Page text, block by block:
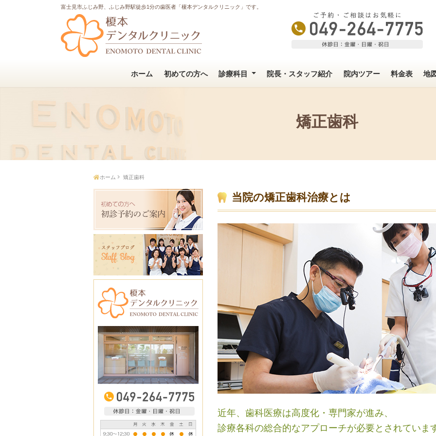
富士見市ふじみ野、ふじみ野駅徒歩1分の歯医者「榎本デンタルクリニック」です。
ホーム 初めての方へ 診療科目 院長・スタッフ紹介 院内ツアー 料金表 地
矯正歯科
ホーム 矯正歯科
当院の矯正歯科治療とは
近年、歯科医療は高度化・専門家が進み、
診療各科の総合的なアプローチが必要とされていま